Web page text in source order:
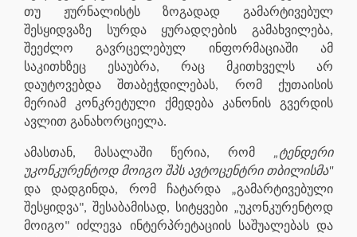
თუ ჟურნალისტს ზოგადად გამარტივებულ
შესყიდვაზე სურდა ყურადღების გამახვილება,
შეეძლო გავრცელებულ ინფორმაციაში ამ
საკითხზეც ესაუბრა, რაც მკითხველს არ
დაუტოვებდა შთაბეჭდილებას, რომ ქუთაისის
მერიამ კონკრეტული ქმედება კანონის გვერდის
ავლით განახორციელა.
ამასთან, მასალაში წერია, რომ „ტენდერი
უკონკურენტოდ მოიგო შპს ავტოცენტრი თბილისმა"
და დადგინდა, რომ ჩატარდა „გამარტივებული
შესყიდვა", შესაბამისად, სიტყვები „უკონკურენტოდ
მოიგო" იძლევა ინტერპრეტაციის საშუალებას და